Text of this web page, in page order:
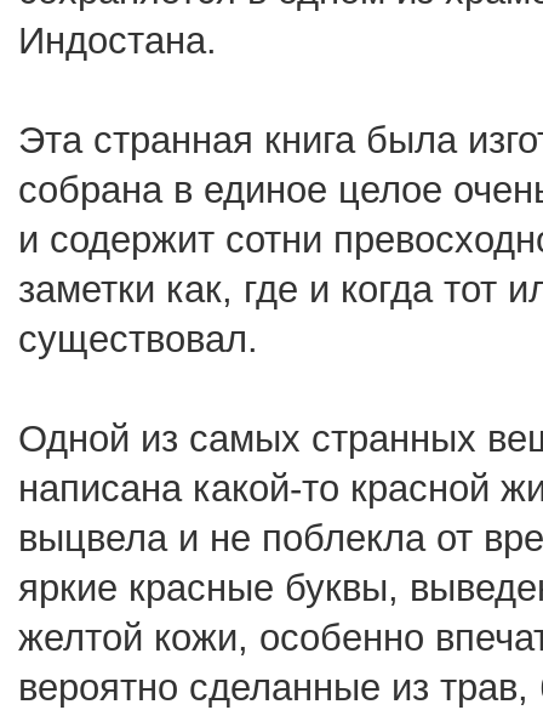
Индостана.
Эта странная книга была
собрана в единое целое
и содержит сотни
заметки как, где и когда тот
существовал.
Одной из самых странных
написана какой-то красной
выцвела и не поблекла от
яркие красные буквы,
желтой кожи, особенно
вероятно сделанные из